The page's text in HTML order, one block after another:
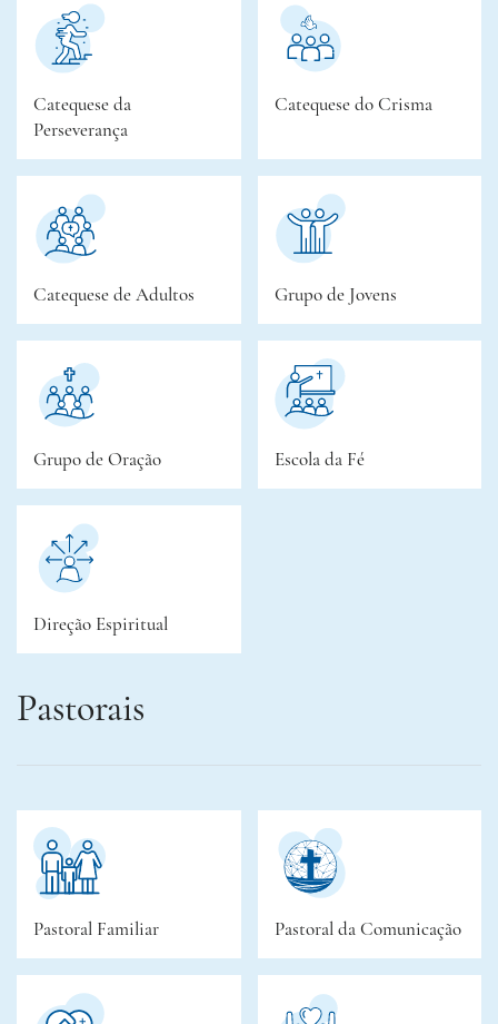
Catequese da
Perseverança
Catequese do Crisma
Catequese de Adultos Grupo de Jovens
Grupo de Oração Escola da Fé
Direção Espiritual
Pastorais
Pastoral Familiar Pastoral da Comunicação